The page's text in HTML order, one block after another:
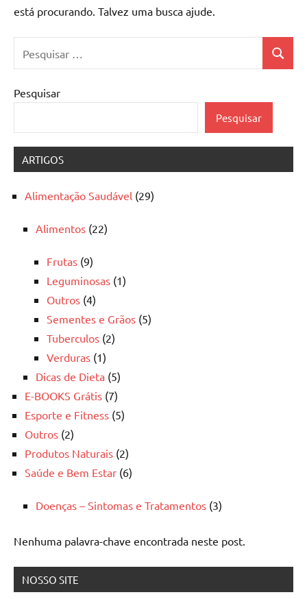
está procurando. Talvez uma busca ajude.
por:
Pesquisar
Pesquisar
ARTIGOS
Alimentação Saudável (29)
Alimentos (22)
Frutas (9)
Leguminosas (1)
Outros (4)
Sementes e Grãos (5)
Tuberculos (2)
Verduras (1)
Dicas de Dieta (5)
E-BOOKS Grátis (7)
Esporte e Fitness (5)
Outros (2)
Produtos Naturais (2)
Saúde e Bem Estar (6)
Doenças – Sintomas e Tratamentos (3)
Nenhuma palavra-chave encontrada neste post.
NOSSO SITE